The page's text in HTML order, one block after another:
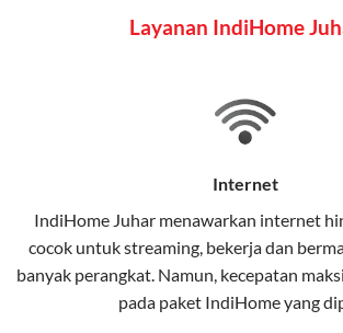
pengguna rumah dan bisnis.
stabil, dan memiliki berbagai pilihan
Selain internet, layanan IndiHome
interaktif (IndiHome TV) dan telepon
satu paket.
Layanan IndiHome
Internet
IndiHome Juhar menawarkan internet
cocok untuk streaming, bekerja dan
banyak perangkat. Namun, kecepatan
pada paket IndiHome yang